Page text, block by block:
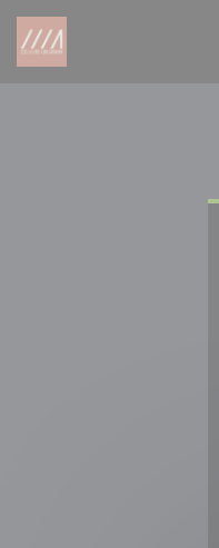
Panel for informasjonskapsler